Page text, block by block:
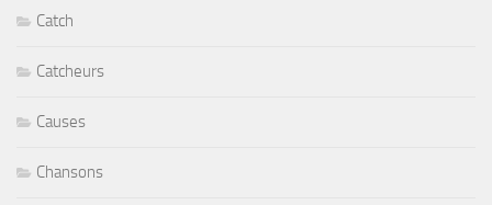
Catch
Catcheurs
Causes
Chansons